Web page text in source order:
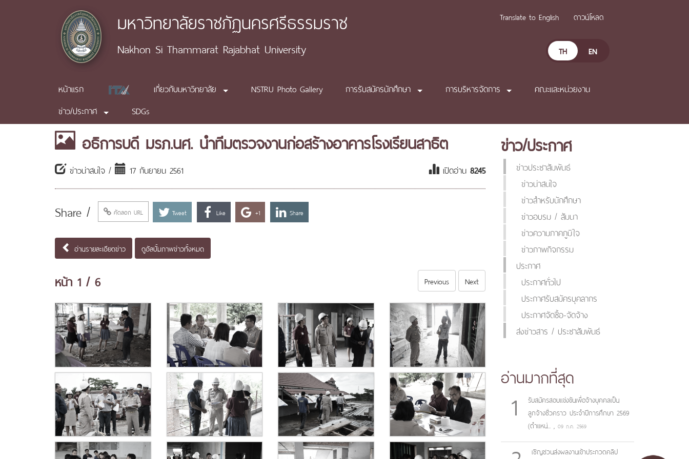
มหาวิทยาลัยราชภัฏนครศรีธรรมราช
Nakhon Si Thammarat Rajabhat University
Translate to English ดาวน์โหลด
TH EN
หน้าแรก เกี่ยวกับมหาวิทยาลัย NSTRU Photo Gallery การรับสมัครนักศึกษา การบริหารจัดการ
คณะและหน่วยงาน
ข่าว/ประกาศ
SDGs
อธิการบดี มรภ.นศ. นำทีมตรวจงานก่อสร้างอาคารโรงเรียนสาธิต
ข่าวน่าสนใจ / 17 กันยายน 2561 เปิดอ่าน 8245
Share / คัดลอก URL Tweet Like +1 Share
อ่านรายละเอียดข่าว ดูอัลบั้มภาพข่าวทั้งหมด
หน้า 1 / 6 Previous Next
ข่าว/ประกาศ
ข่าวประชาสัมพันธ์
ข่าวน่าสนใจ
ข่าวสำหรับนักศึกษา
ข่าวอบรม / สัมนา
ข่าวความภาคภูมิใจ
ข่าวภาพกิจกรรม
ประกาศ
ประกาศทั่วไป
ประกาศรับสมัครบุคลากร
ประกาศจัดซื้อ-จัดจ้าง
ส่งข่าวสาร / ประชาสัมพันธ์
อ่านมากที่สุด
1
รับสมัครสอบแข่งขันเพื่อจ้างบุคคลเป็น
ลูกจ้างชั่วคราว ประจำปีการศึกษา 2569
(ตำแหน่... , 09 ก.ค. 2569
เชิญชวนส่งผลงานเข้าประกวดคลิป